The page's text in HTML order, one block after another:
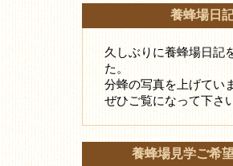
養蜂場日
久しぶりに養蜂場日記
た。
分蜂の写真を上げてい
ぜひご覧になって下さ
養蜂場見学ご希